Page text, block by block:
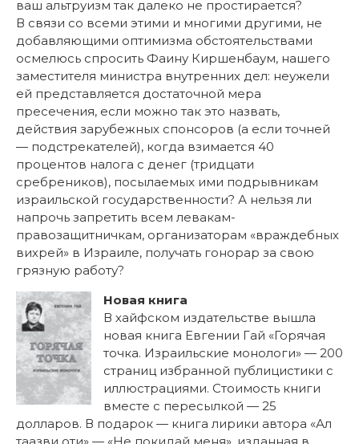
ваш альтруизм так далеко не простирается?
В связи со всеми этими и многими другими, не
добавляющими оптимизма обстоятельствами
осмелюсь спросить Фаину Киршенбаум, нашего
заместителя министра внутренних дел: неужели
ей представляется достаточной мера
пресечения, если можно так это назвать,
действия зарубежных спонсоров (а если точней
— подстрекателей), когда взимается 40
процентов налога с денег (тридцати
сребреников), посылаемых ими подрывникам
израильской государственности? А нельзя ли
напрочь запретить всем левакам-
правозащитничкам, организаторам «враждебных
вихрей» в Израиле, получать гонорар за свою
грязную работу?
Новая книга
В хайфском издательстве вышла
новая книга Евгении Гай «Горячая
точка. Израильские монологи» — 200
страниц избранной публицистики с
иллюстрациями. Стоимость книги
вместе с пересылкой — 25
долларов. В подарок — книга лирики автора «Ал